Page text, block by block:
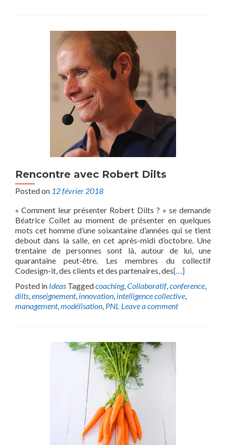
Rencontre avec Robert Dilts
Posted on 12 février 2018
« Comment leur présenter Robert Dilts ? » se demande
Béatrice Collet au moment de présenter en quelques
mots cet homme d’une soixantaine d’années qui se tient
debout dans la salle, en cet après-midi d’octobre. Une
trentaine de personnes sont là, autour de lui, une
quarantaine peut-être. Les membres du collectif
Codesign-it, des clients et des partenaires, des[…]
Posted in Ideas Taggedcoaching,Collaboratif,conference,
dilts,enseignement, innovation, intelligence collective,
management,modélisation, PNL Leave a comment